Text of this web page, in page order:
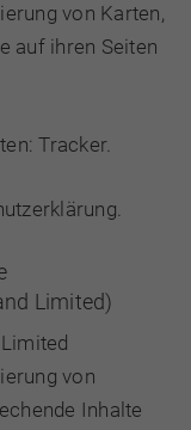
von Karten,
auf ihren Seiten
Tracker.
.
Limited)
von
Inhalte